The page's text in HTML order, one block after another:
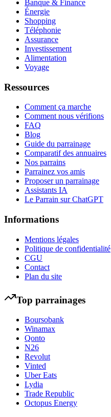
Banque & Finance
Énergie
Shopping
Téléphonie
Assurance
Investissement
Alimentation
Voyage
Ressources
Comment ça marche
Comment nous vérifions
FAQ
Blog
Guide du parrainage
Comparatif des annuaires
Nos parrains
Parrainez vos amis
Proposer un parrainage
Assistants IA
Le Parrain sur ChatGPT
Informations
Mentions légales
Politique de confidentialité
CGU
Contact
Plan du site
Top parrainages
Boursobank
Winamax
Qonto
N26
Revolut
Vinted
Uber Eats
Lydia
Trade Republic
Octopus Energy